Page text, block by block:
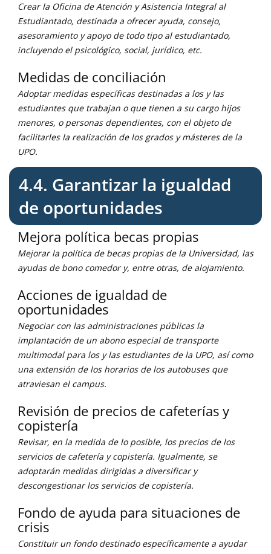
Crear la Oficina de Atención y Asistencia Integral al
Estudiantado, destinada a ofrecer ayuda, consejo,
asesoramiento y apoyo de todo tipo al estudiantado,
incluyendo el psicológico, social, jurídico, etc.
Medidas de conciliación
Adoptar medidas específicas destinadas a los y las
estudiantes que trabajan o que tienen a su cargo hijos
menores, o personas dependientes, con el objeto de
facilitarles la realización de los grados y másteres de la
UPO.
4.4. Garantizar la igualdad
de oportunidades
Mejora política becas propias
Mejorar la política de becas propias de la Universidad, las
ayudas de bono comedor y, entre otras, de alojamiento.
Acciones de igualdad de
oportunidades
Negociar con las administraciones públicas la
implantación de un abono especial de transporte
multimodal para los y las estudiantes de la UPO, así como
una extensión de los horarios de los autobuses que
atraviesan el campus.
Revisión de precios de cafeterías y
copistería
Revisar, en la medida de lo posible, los precios de los
servicios de cafetería y copistería. Igualmente, se
adoptarán medidas dirigidas a diversificar y
descongestionar los servicios de copistería.
Fondo de ayuda para situaciones de
crisis
Constituir un fondo destinado específicamente a ayudar